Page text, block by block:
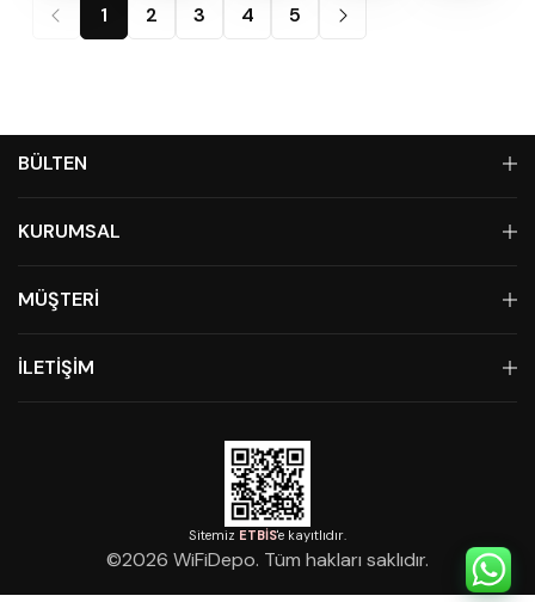
1 2 3 4 5
BÜLTEN
KURUMSAL
MÜŞTERİ
İLETİŞİM
Sitemiz ETBİS'e kayıtlıdır.
©2026 WiFiDepo. Tüm hakları saklıdır.